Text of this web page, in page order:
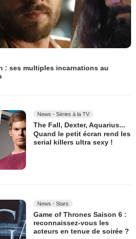
: ses multiples incarnations au
News - Séries à la TV
The Fall, Dexter, Aquarius...
Quand le petit écran rend les
serial killers ultra sexy !
News - Stars
Game of Thrones Saison 6 :
reconnaissez-vous les
acteurs en tenue de soirée ?